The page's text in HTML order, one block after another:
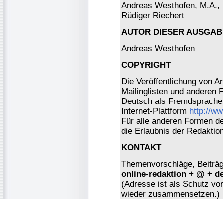
Andreas Westhofen, M.A.,
Rüdiger Riechert
AUTOR DIESER
Andreas Westhofen
COPYRIGHT
Die Veröffentlichung von
Mailinglisten und anderen
Deutsch als
Internet-Plattform http://
Für alle anderen Formen
die Erlaubnis der
KONTAKT
Themenvorschläge,
online-redaktion + @ +
(Adresse ist als Schutz
wieder zusammensetzen.)